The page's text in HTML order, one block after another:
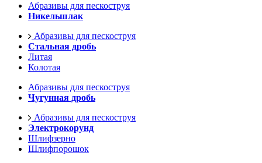
Абразивы для пескоструя
Никельшлак
Абразивы для пескоструя
Стальная дробь
Литая
Колотая
Абразивы для пескоструя
Чугунная дробь
Абразивы для пескоструя
Электрокорунд
Шлифзерно
Шлифпорошок